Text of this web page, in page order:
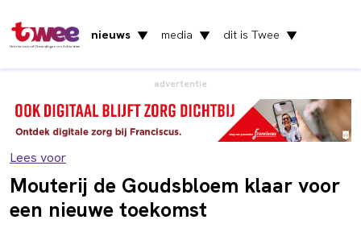
Het nieuws uit Vlaardingen en Schiedam
nieuws ▼ media ▼ dit is Twee ▼
advertentie
Lees voor
Mouterij de Goudsbloem klaar voor
een nieuwe toekomst